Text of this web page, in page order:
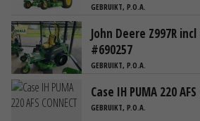
GEBRUIKT, P.O.A.
John Deere Z997R
#690257
GEBRUIKT, P.O.A.
Case IH PUMA 220 AFS
GEBRUIKT, P.O.A.